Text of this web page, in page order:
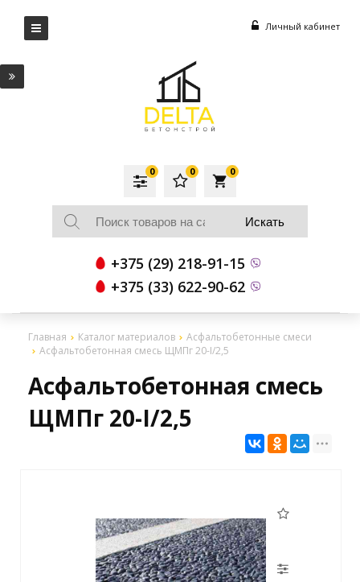
Личный кабинет
local_grocery_store
0
0
0
+375 (29) 218-91-15
+375 (33) 622-90-62
Главная Каталог материалов
Асфальтобетонные смеси
Асфальтобетонная смесь ЩМПг 20-I/2,5
Асфальтобетонная смесь
ЩМПг 20-I/2,5